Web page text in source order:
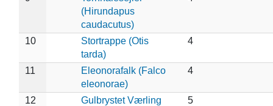
(Hirundapus
caudacutus)
10
Stortrappe (Otis
tarda)
4
11
Eleonorafalk (Falco
eleonorae)
4
12
Gulbrystet Værling
5